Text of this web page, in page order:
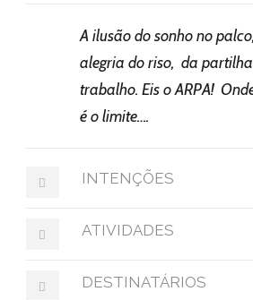
A ilusão do sonho no
alegria do riso, da
trabalho. Eis o ARPA!
é o limite….
INTENÇÕES
ATIVIDADES
DESTINATÁRIOS